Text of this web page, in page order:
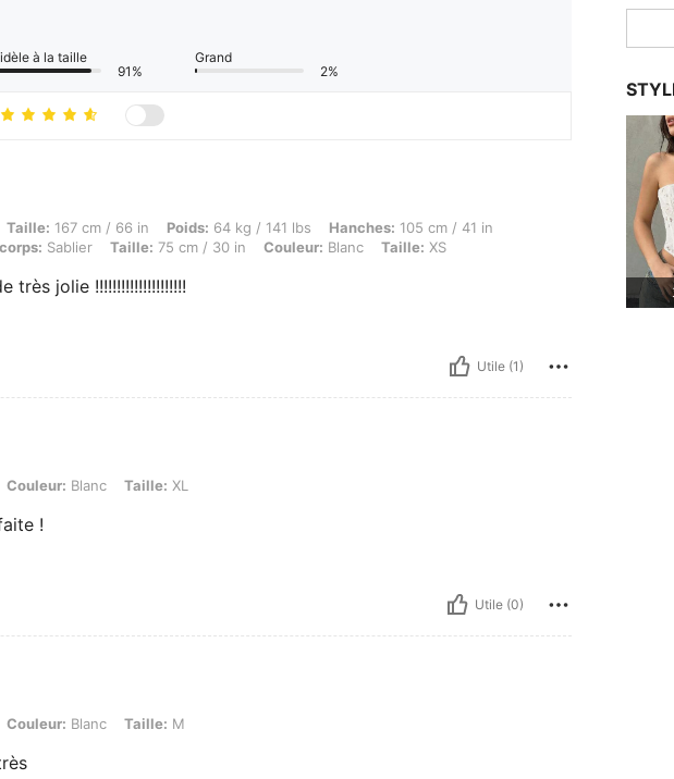
à la taille
91%
Grand
2%
cm / 66 in, Poids: 64 kg / 141 lbs, Hanches: 105 cm / 41 in, Buste: 95 cm / 37 in, Forme du corps: Sablier,
Taille: 167 cm / 66 in Poids: 64 kg / 141 lbs Hanches: 105 cm / 41 in
Sablier Taille: 75 cm / 30 in Couleur: Blanc Taille: XS
très jolie !!!!!!!!!!!!!!!!!!!!!
Utile (1)
Blanc, Taille: XL
Couleur: Blanc Taille: XL
!
Utile (0)
Blanc, Taille: M
Couleur: Blanc Taille: M